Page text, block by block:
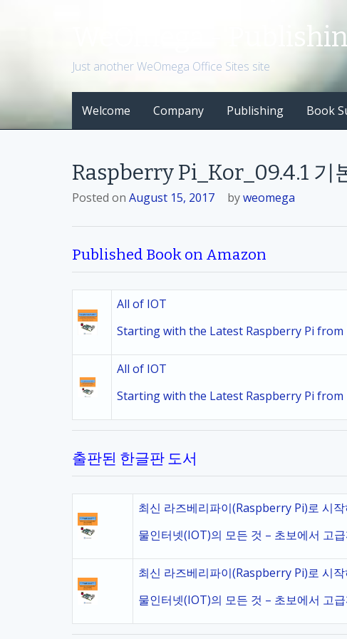
c
o
WeOmega -
Just another WeOmega Office Sites site
Welcome Company Publishing Book
Raspberry Pi_Kor_09.4.1 기
Posted on August 15, 2017 byweomega
Published Book on Amazon
All of IOT
Starting with the Latest Raspberry Pi from
All of IOT
Starting with the Latest Raspberry Pi from
출판된 한글판 도서
최신 라즈베리파이(Raspberry Pi)로 시
물인터넷(IOT)의 모든 것 – 초보에서 고
최신 라즈베리파이(Raspberry Pi)로 시
물인터넷(IOT)의 모든 것 – 초보에서 고